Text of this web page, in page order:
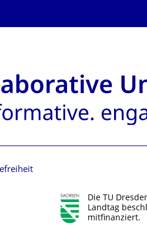
Die TU
Landtag
mitfinanziert.